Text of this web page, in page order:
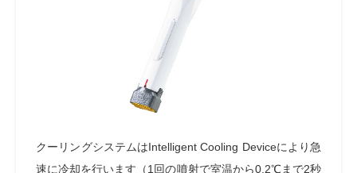
クーリングシステムはIntelligent Cooling Deviceにより急
速に冷却を行います（1回の噴射で室温から0.2℃まで2秒